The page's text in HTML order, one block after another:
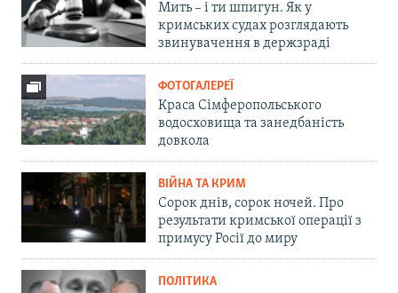
Мить – і ти шпигун. Як у
кримських судах розглядають
звинувачення в держзраді
ФОТОГАЛЕРЕЇ
Краса Сімферопольського
водосховища та занедбаність
довкола
ВІЙНА ТА КРИМ
Сорок днів, сорок ночей. Про
результати кримської операції з
примусу Росії до миру
ПОЛІТИКА